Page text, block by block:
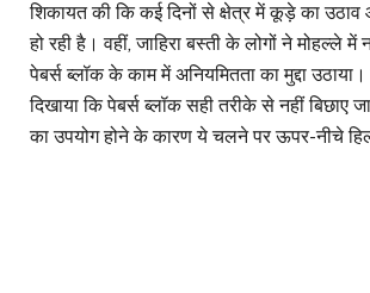
शिकायत की कि कई दिनों से क्षेत्र में कूड़े का
हो रही है। वहीं, जाहिरा बस्ती के लोगों ने मोहल्ले में
पेबर्स ब्लॉक के काम में अनियमितता का मुद्दा
दिखाया कि पेबर्स ब्लॉक सही तरीके से नहीं बिछाए
का उपयोग होने के कारण ये चलने पर ऊपर-नीचे